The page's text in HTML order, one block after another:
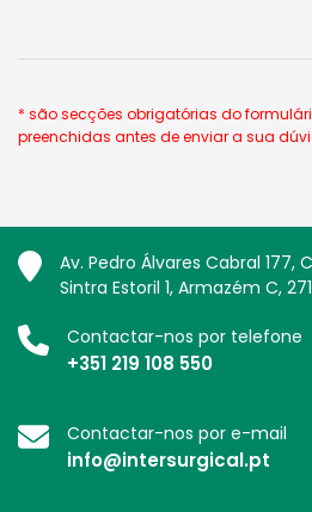
* são secções obrigatórias do
preenchidas antes de enviar a sua
Av. Pedro Álvares Cabral 177,
Sintra Estoril 1, Armazém C,
Contactar-nos por telefone
+351 219 108 550
Contactar-nos por e-mail
info@intersurgical.pt